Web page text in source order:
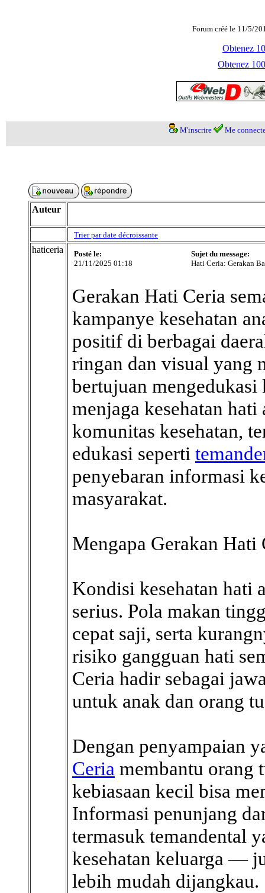
Forum créé le 11/5/
Obtenez
Obtenez
M'inscrire Me
Auteur
Trier par date décroissante
haticeria
Posté le:
21/11/2025 01:18
Sujet du message:
Hati Ceria: Gerakan
Gerakan Hati Ceria
kampanye kesehatan
positif di berbagai
ringan dan visual yang
bertujuan
menjaga kesehatan
komunitas kesehatan,
edukasi seperti
penyebaran informasi
masyarakat.
Mengapa Gerakan
Kondisi kesehatan hati
serius. Pola makan
cepat saji, serta
risiko gangguan hati
Ceria hadir sebagai
untuk anak dan orang
Dengan penyampaian
Ceria membantu orang
kebiasaan kecil bisa
Informasi penunjang
termasuk temandental
kesehatan keluarga —
lebih mudah dijangkau.